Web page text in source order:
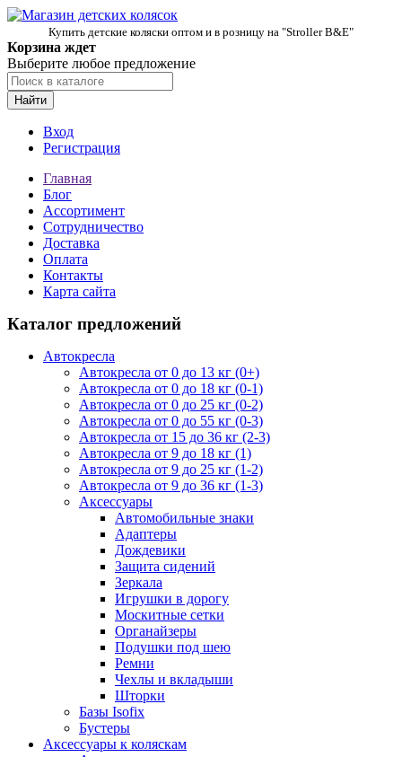
Купить детские коляски оптом и в розницу на "Stroller B&E"
Корзина ждет
Выберите любое предложение
Найти
Вход
Регистрация
Главная
Блог
Ассортимент
Сотрудничество
Доставка
Оплата
Контакты
Карта сайта
Каталог предложений
Автокресла
Автокресла от 0 до 13 кг (0+)
Автокресла от 0 до 18 кг (0-1)
Автокресла от 0 до 25 кг (0-2)
Автокресла от 0 до 55 кг (0-3)
Автокресла от 15 до 36 кг (2-3)
Автокресла от 9 до 18 кг (1)
Автокресла от 9 до 25 кг (1-2)
Автокресла от 9 до 36 кг (1-3)
Аксессуары
Автомобильные знаки
Адаптеры
Дождевики
Защита сидений
Зеркала
Игрушки в дорогу
Москитные сетки
Органайзеры
Подушки под шею
Ремни
Чехлы и вкладыши
Шторки
Базы Isofix
Бустеры
Аксессуары к коляскам